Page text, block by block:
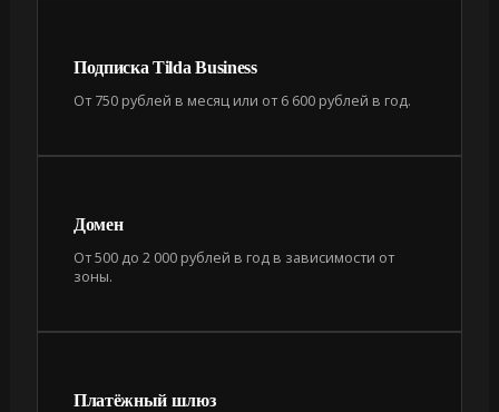
Подписка Tilda Business
От 750 рублей в месяц или от 6 600 рублей в год.
Домен
От 500 до 2 000 рублей в год в зависимости от
зоны.
Платёжный шлюз